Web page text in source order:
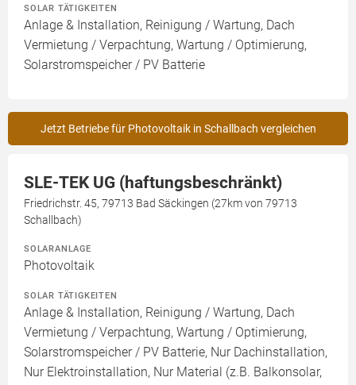
SOLAR TÄTIGKEITEN
Anlage & Installation, Reinigung / Wartung, Dach
Vermietung / Verpachtung, Wartung / Optimierung,
Solarstromspeicher / PV Batterie
Jetzt Betriebe für Photovoltaik in Schallbach vergleichen
SLE-TEK UG (haftungsbeschränkt)
Friedrichstr. 45, 79713 Bad Säckingen (27km von 79713
Schallbach)
SOLARANLAGE
Photovoltaik
SOLAR TÄTIGKEITEN
Anlage & Installation, Reinigung / Wartung, Dach
Vermietung / Verpachtung, Wartung / Optimierung,
Solarstromspeicher / PV Batterie, Nur Dachinstallation,
Nur Elektroinstallation, Nur Material (z.B. Balkonsolar,